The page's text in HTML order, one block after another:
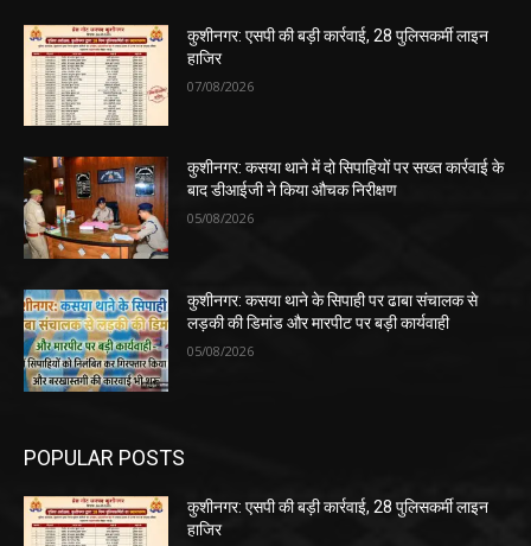
कुशीनगर: एसपी की बड़ी कार्रवाई, 28 पुलिसकर्मी लाइन
हाजिर
07/08/2026
कुशीनगर: कसया थाने में दो सिपाहियों पर सख्त कार्रवाई के
बाद डीआईजी ने किया औचक निरीक्षण
05/08/2026
कुशीनगर: कसया थाने के सिपाही पर ढाबा संचालक से
लड़की की डिमांड और मारपीट पर बड़ी कार्यवाही
05/08/2026
POPULAR POSTS
कुशीनगर: एसपी की बड़ी कार्रवाई, 28 पुलिसकर्मी लाइन
हाजिर